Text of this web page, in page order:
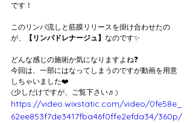
です！
このリンパ流しと筋膜リリースを掛け合わせたの
が、
【リンパドレナージュ】 なのです✨
どんな感じの施術か気になりますよね❓
今回は、一部にはなってしまうのですが動画を用意
しちゃいました❤️
(少しだけですが、ご覧下さい♬)
https://video.wixstatic.com/video/0fe58e_
62ee853f7de3417fba46f0ffe2efda34/360p/